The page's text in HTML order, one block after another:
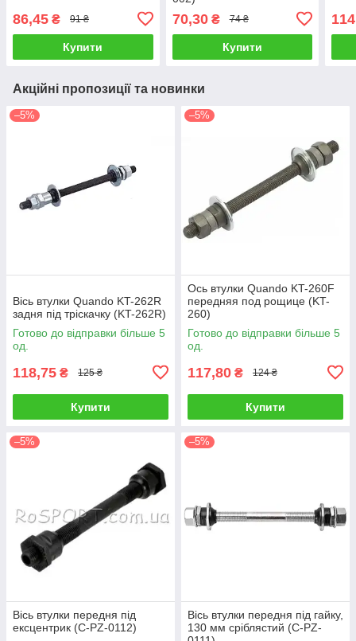
86,45 ₴ 91 ₴
Купити
70,30₴ 74 ₴
Купити
114
Акційні пропозиції та новинки
–5%
Вісь втулки Quando KT-262R
задня під тріскачку (KT-262R)
Готово до відправки більше 5
од.
118,75 ₴ 125 ₴
Купити
–5%
Ось втулки Quando KT-260F
передняя под рощице (KT-
260)
Готово до відправки більше 5
од.
117,80 ₴ 124 ₴
Купити
–5%
Вісь втулки передня під
ексцентрик (C-PZ-0112)
–5%
Вісь втулки передня під гайку,
130 мм сріблястий (C-PZ-